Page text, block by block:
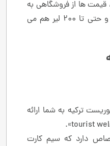
قیمت ها از فروشگاهی به
فروشگاه دیگر متفاوت است و حتی تا 200 لیر هم می
ترکیه به شما ارائه
دارد که سیم کارت